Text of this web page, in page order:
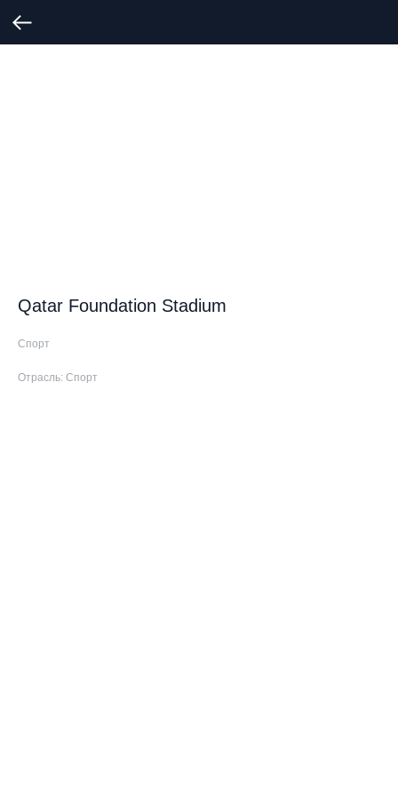
Qatar Foundation Stadium
Спорт
Отрасль: Спорт